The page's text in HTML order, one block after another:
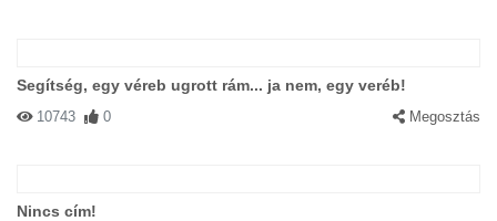
Segítség, egy véreb ugrott rám... ja nem, egy veréb!
10743 0 Megosztás
Nincs cím!